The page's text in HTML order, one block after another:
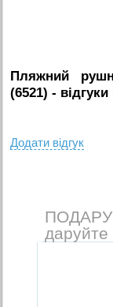
Пляжний
(6521) - вiдгуки
Додати вiдгук
даруйте